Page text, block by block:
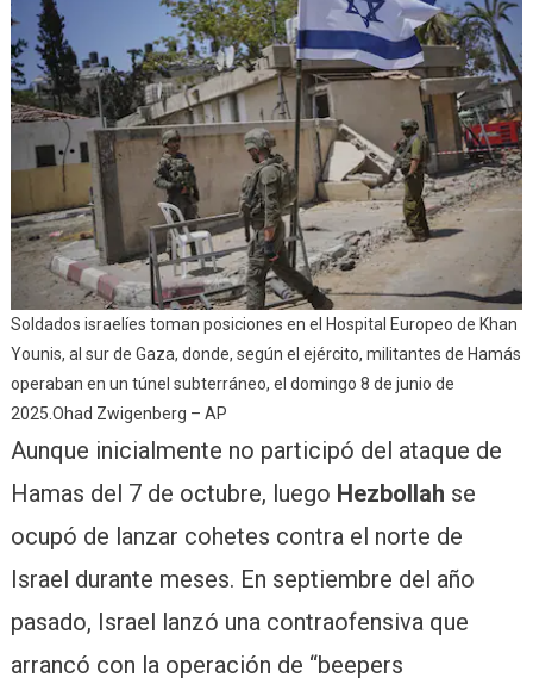
Soldados israelíes toman posiciones en el Hospital Europeo de Khan
Younis, al sur de Gaza, donde, según el ejército, militantes de Hamás
operaban en un túnel subterráneo, el domingo 8 de junio de
2025.Ohad Zwigenberg – AP
Aunque inicialmente no participó del ataque de
Hamas del 7 de octubre, luego Hezbollah se
ocupó de lanzar cohetes contra el norte de
Israel durante meses. En septiembre del año
pasado, Israel lanzó una contraofensiva que
arrancó con la operación de “beepers